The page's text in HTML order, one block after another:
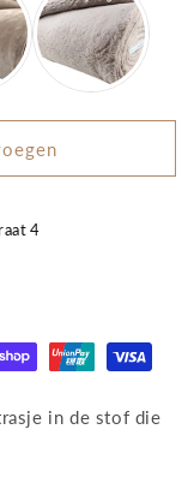
4
in de stof die